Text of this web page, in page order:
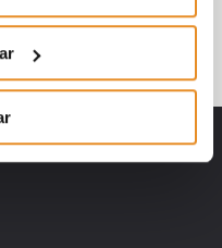
Méndez Álvaro.